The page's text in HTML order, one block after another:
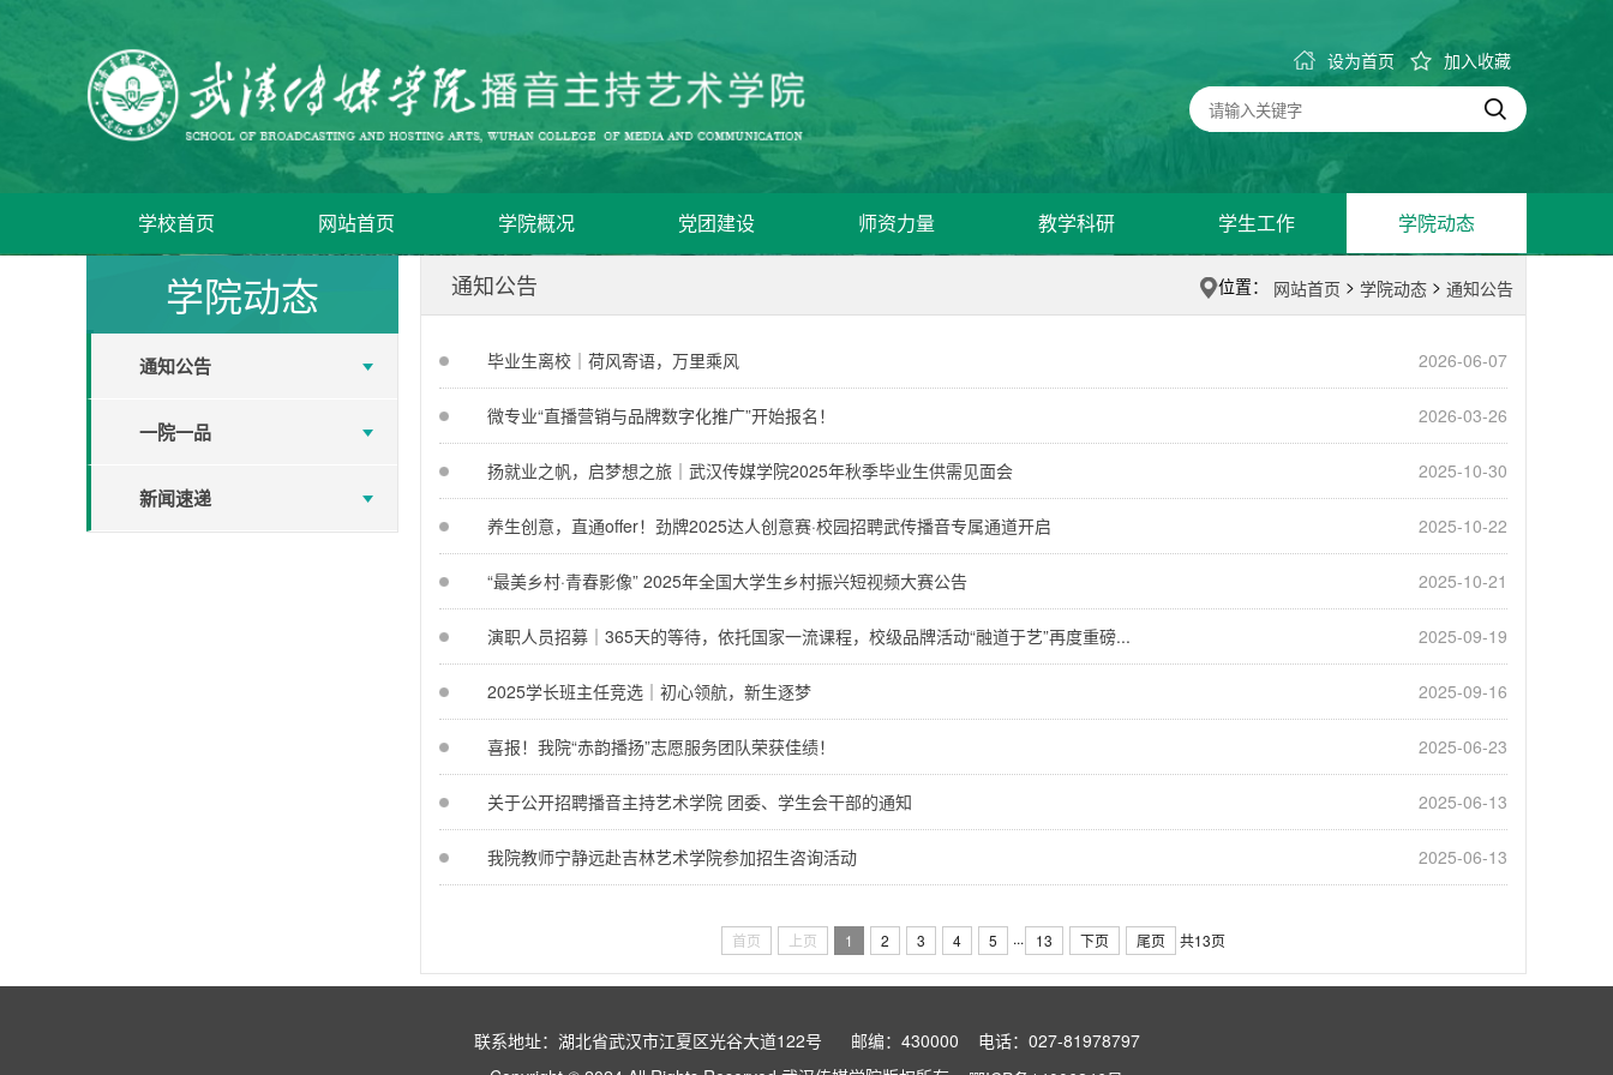
设为首页 加入收藏
学校首页 网站首页 学院概况 党团建设 师资力量 教学科研 学生工作 学院动态
学院动态
通知公告
一院一品
新闻速递
通知公告 位置： 网站首页 > 学院动态 > 通知公告
毕业生离校｜荷风寄语，万里乘风 2026-06-07
微专业“直播营销与品牌数字化推广”开始报名！ 2026-03-26
扬就业之帆，启梦想之旅｜武汉传媒学院2025年秋季毕业生供需见面会 2025-10-30
养生创意，直通offer！劲牌2025达人创意赛·校园招聘武传播音专属通道开启 2025-10-22
“最美乡村·青春影像” 2025年全国大学生乡村振兴短视频大赛公告 2025-10-21
演职人员招募｜365天的等待，依托国家一流课程，校级品牌活动“融道于艺”再度重磅... 2025-09-19
2025学长班主任竞选｜初心领航，新生逐梦 2025-09-16
喜报！我院“赤韵播扬”志愿服务团队荣获佳绩！ 2025-06-23
关于公开招聘播音主持艺术学院 团委、学生会干部的通知 2025-06-13
我院教师宁静远赴吉林艺术学院参加招生咨询活动 2025-06-13
首页 上页 1 2 3 4 5 ... 13 下页 尾页 共13页
联系地址：湖北省武汉市江夏区光谷大道122号 邮编：430000 电话：027-81978797